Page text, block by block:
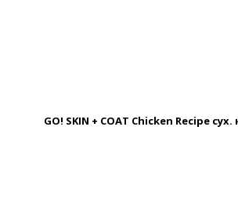
GO! SKIN + COAT Chicken Recipe